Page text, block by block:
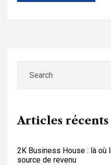
Articles récents
2K Business House : là où
source de revenu